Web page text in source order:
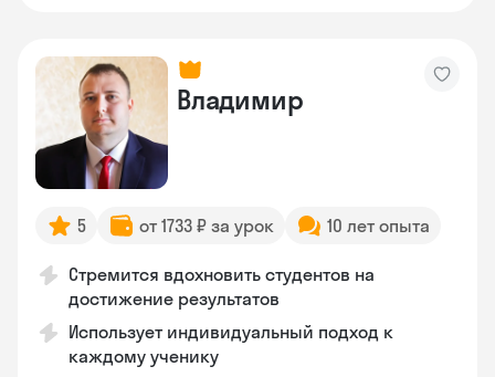
Владимир
5 от 1733 ₽ за урок 10 лет опыта
Стремится вдохновить студентов на
достижение результатов
Использует индивидуальный подход к
каждому ученику